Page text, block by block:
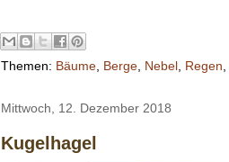
Themen: Bäume Berge Nebel Regen
Mittwoch, 12. Dezember 2018
Kugelhagel